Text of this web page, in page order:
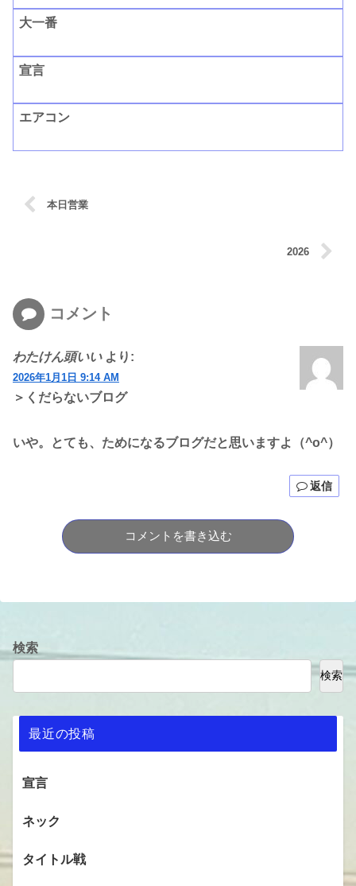
大一番
宣言
エアコン
本日営業
2026
コメント
わたけん頭いい より:
2026年1月1日 9:14 AM
＞くだらないブログ
いや。とても、ためになるブログだと思いますよ（^o^）
返信
コメントを書き込む
検索
検索
最近の投稿
宣言
ネック
タイトル戦